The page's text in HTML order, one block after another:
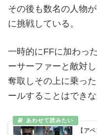
その後も数名の人物
に挑戦している。
一時的にFFに加わった
ーサーファーと敵対
奪取しその上に乗っ
ールすることはできな
【ア